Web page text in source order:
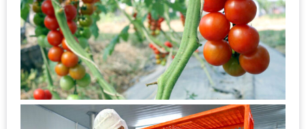
ลิ
เดย์
อินน์
เชียงใหม่
PANDA
TIME